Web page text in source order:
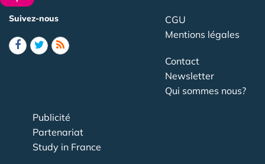
Suivez-nous
CGU
Mentions légales
Contact
Newsletter
Qui sommes nous?
Publicité
Partenariat
Study in France